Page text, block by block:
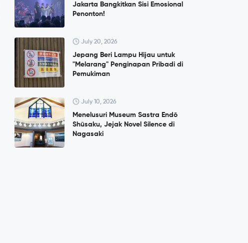
Jakarta Bangkitkan Sisi Emosional
Penonton!
July 20, 2026
Jepang Beri Lampu Hijau untuk
"Melarang" Penginapan Pribadi di
Pemukiman
July 10, 2026
Menelusuri Museum Sastra Endō
Shūsaku, Jejak Novel Silence di
Nagasaki